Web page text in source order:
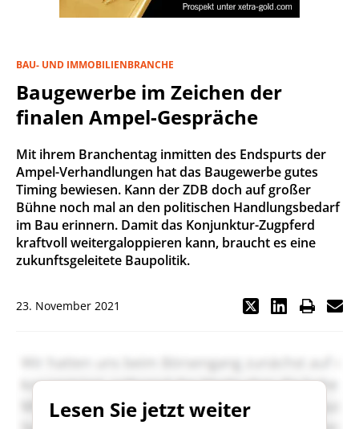
BAU- UND IMMOBILIENBRANCHE
Baugewerbe im Zeichen der
finalen Ampel-Gespräche
Mit ihrem Branchentag inmitten des Endspurts der
Ampel-Verhandlungen hat das Baugewerbe gutes
Timing bewiesen. Kann der ZDB doch auf großer
Bühne noch mal an den politischen Handlungsbedarf
im Bau erinnern. Damit das Konjunktur-Zugpferd
kraftvoll weitergaloppieren kann, braucht es eine
zukunftsgeleitete Baupolitik.
23. November 2021
Lesen Sie jetzt weiter